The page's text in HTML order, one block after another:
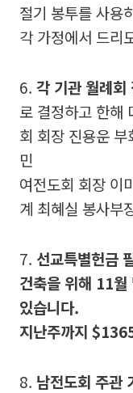
절기 봉투를 사용
각 가정에서 드리
6. 각 기관 월례회
로 결정하고 한해
회 회장 진용운
민
여전도회 회장 이
계 최혜실 봉사부
7. 선교특별헌금
건축을 위해 11월
있습니다.
지난주까지
8. 남전도회 주관